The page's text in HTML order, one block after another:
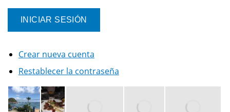
Crear nueva cuenta
Restablecer la contraseña